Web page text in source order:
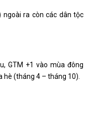
ngoài ra còn các dân tộc
GTM +1 vào mùa đông
hè (tháng 4 – tháng 10).